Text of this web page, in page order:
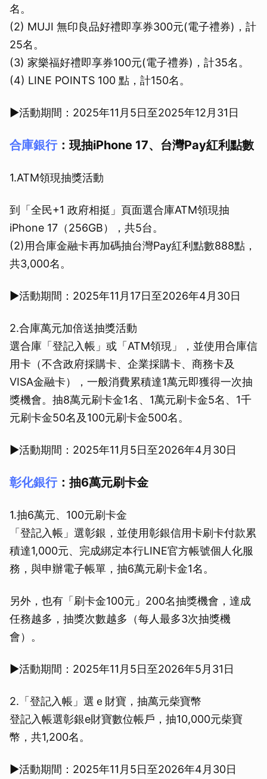
名。
(2) MUJI 無印良品好禮即享券300元(電子禮券)，計
25名。
(3) 家樂福好禮即享券100元(電子禮券)，計35名。
(4) LINE POINTS 100 點，計150名。
▶活動期間：2025年11月5日至2025年12月31日
合庫銀行：現抽iPhone 17、台灣Pay紅利點數
1.ATM領現抽獎活動
到「全民+1 政府相挺」頁面選合庫ATM領現抽
iPhone 17（256GB），共5台。
(2)用合庫金融卡再加碼抽台灣Pay紅利點數888點，
共3,000名。
▶活動期間：2025年11月17日至2026年4月30日
2.合庫萬元加倍送抽獎活動
選合庫「登記入帳」或「ATM領現」，並使用合庫信
用卡（不含政府採購卡、企業採購卡、商務卡及
VISA金融卡），一般消費累積達1萬元即獲得一次抽
獎機會。抽8萬元刷卡金1名、1萬元刷卡金5名、1千
元刷卡金50名及100元刷卡金500名。
▶活動期間：2025年11月5日至2026年4月30日
彰化銀行：抽6萬元刷卡金
1.抽6萬元、100元刷卡金
「登記入帳」選彰銀，並使用彰銀信用卡刷卡付款累
積達1,000元、完成綁定本行LINE官方帳號個人化服
務，與申辦電子帳單，抽6萬元刷卡金1名。
另外，也有「刷卡金100元」200名抽獎機會，達成
任務越多，抽獎次數越多（每人最多3次抽獎機
會）。
▶活動期間：2025年11月5日至2026年5月31日
2.「登記入帳」選ｅ財寶，抽萬元柴寶幣
登記入帳選彰銀e財寶數位帳戶，抽10,000元柴寶
幣，共1,200名。
▶活動期間：2025年11月5日至2026年4月30日